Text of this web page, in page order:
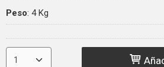
Peso: 4 Kg